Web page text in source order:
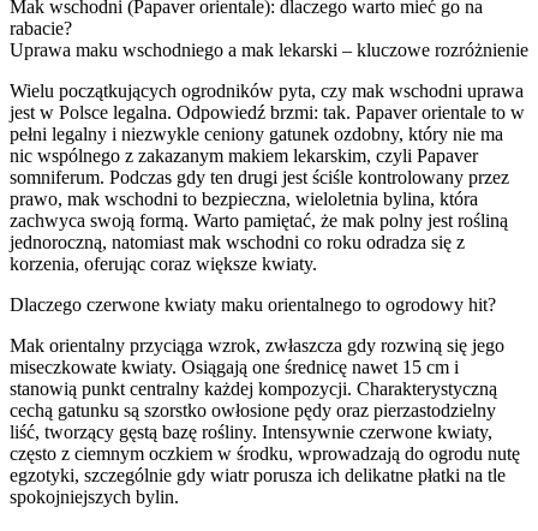
Mak wschodni (Papaver orientale): dlaczego warto mieć go na
rabacie?
Uprawa maku wschodniego a mak lekarski – kluczowe rozróżnienie
Wielu początkujących ogrodników pyta, czy mak wschodni uprawa
jest w Polsce legalna. Odpowiedź brzmi: tak. Papaver orientale to w
pełni legalny i niezwykle ceniony gatunek ozdobny, który nie ma
nic wspólnego z zakazanym makiem lekarskim, czyli Papaver
somniferum. Podczas gdy ten drugi jest ściśle kontrolowany przez
prawo, mak wschodni to bezpieczna, wieloletnia bylina, która
zachwyca swoją formą. Warto pamiętać, że mak polny jest rośliną
jednoroczną, natomiast mak wschodni co roku odradza się z
korzenia, oferując coraz większe kwiaty.
Dlaczego czerwone kwiaty maku orientalnego to ogrodowy hit?
Mak orientalny przyciąga wzrok, zwłaszcza gdy rozwiną się jego
miseczkowate kwiaty. Osiągają one średnicę nawet 15 cm i
stanowią punkt centralny każdej kompozycji. Charakterystyczną
cechą gatunku są szorstko owłosione pędy oraz pierzastodzielny
liść, tworzący gęstą bazę rośliny. Intensywnie czerwone kwiaty,
często z ciemnym oczkiem w środku, wprowadzają do ogrodu nutę
egzotyki, szczególnie gdy wiatr porusza ich delikatne płatki na tle
spokojniejszych bylin.